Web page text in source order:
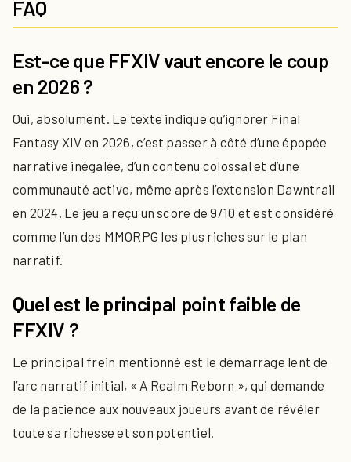
FAQ
Est-ce que FFXIV vaut encore le coup
en 2026 ?
Oui, absolument. Le texte indique qu’ignorer Final
Fantasy XIV en 2026, c’est passer à côté d’une épopée
narrative inégalée, d’un contenu colossal et d’une
communauté active, même après l’extension Dawntrail
en 2024. Le jeu a reçu un score de 9/10 et est considéré
comme l’un des MMORPG les plus riches sur le plan
narratif.
Quel est le principal point faible de
FFXIV ?
Le principal frein mentionné est le démarrage lent de
l’arc narratif initial, « A Realm Reborn », qui demande
de la patience aux nouveaux joueurs avant de révéler
toute sa richesse et son potentiel.